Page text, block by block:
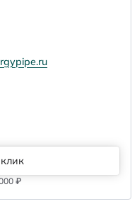
₽